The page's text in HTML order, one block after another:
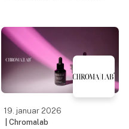
og dekoration. OOhh Jug
fungerer nemlig både
som kande til kolde og
varme drikke s
19. januar 2026
| Chromalab